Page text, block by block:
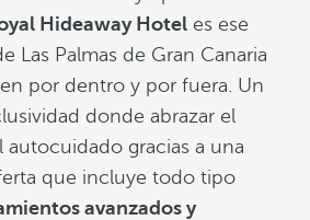
Hideaway Hoteles ese
Las Palmas de Gran Canaria
por dentro y por fuera. Un
donde abrazar el
autocuidado gracias a una
que incluye todo tipo
avanzados y